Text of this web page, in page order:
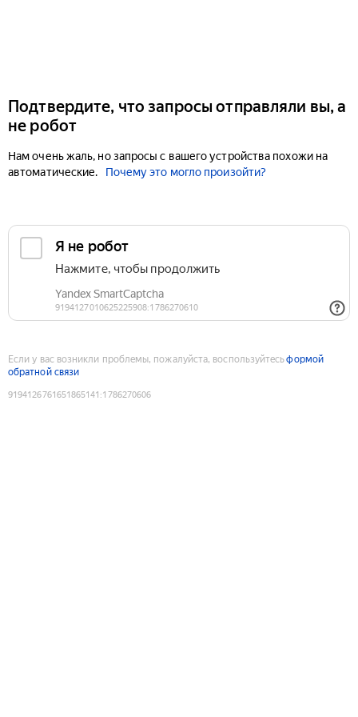
Подтвердите, что запросы отправляли вы, а
не робот
Нам очень жаль, но запросы с вашего устройства похожи на
автоматические.
Почему это могло произойти?
Если у вас возникли проблемы, пожалуйста, воспользуйтесьформой
обратной связи
9194126761651865141 :1786270606